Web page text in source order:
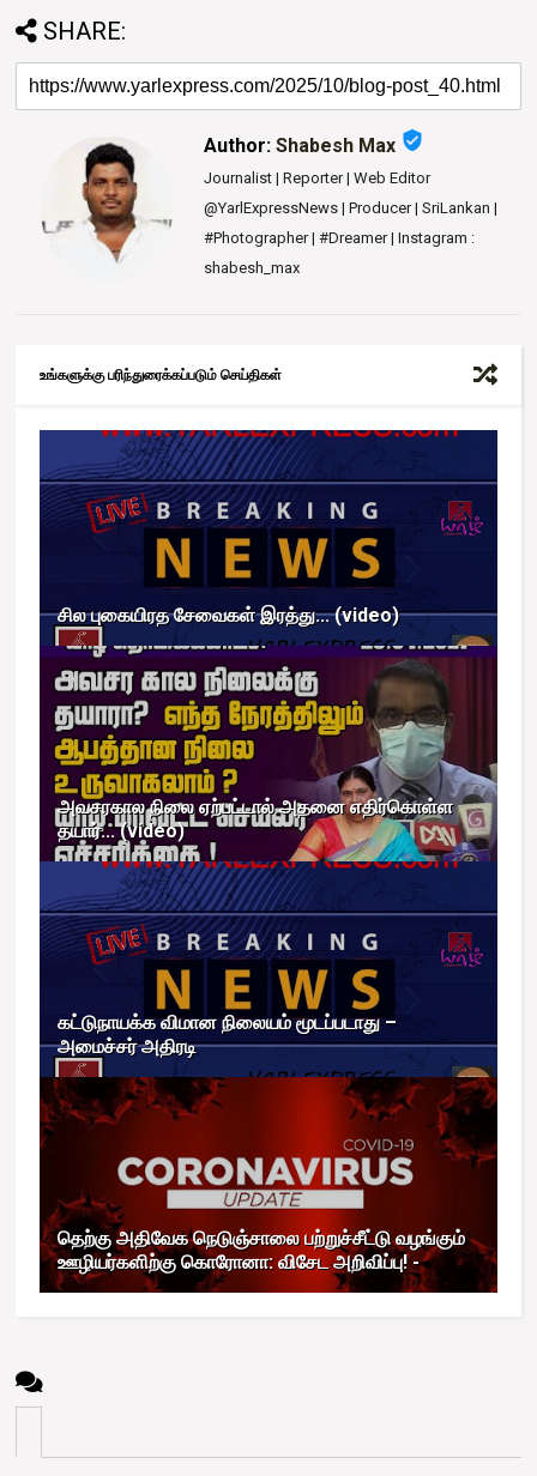
SHARE:
Author:Shabesh Max verified_user
Journalist | Reporter | Web Editor
@YarlExpressNews | Producer | SriLankan |
#Photographer | #Dreamer | Instagram :
shabesh_max
உங்களுக்கு பரிந்துரைக்கப்படும் செய்திகள்
சில புகையிரத சேவைகள் இரத்து... (video)
அவசரகால நிலை ஏற்பட்டால் அதனை எதிர்கொள்ள
தயார்... (video)
கட்டுநாயக்க விமான நிலையம் மூடப்படாது –
அமைச்சர் அதிரடி
தெற்கு அதிவேக நெடுஞ்சாலை பற்றுச்சீட்டு வழங்கும்
ஊழியர்களிற்கு கொரோனா: விசேட அறிவிப்பு! -